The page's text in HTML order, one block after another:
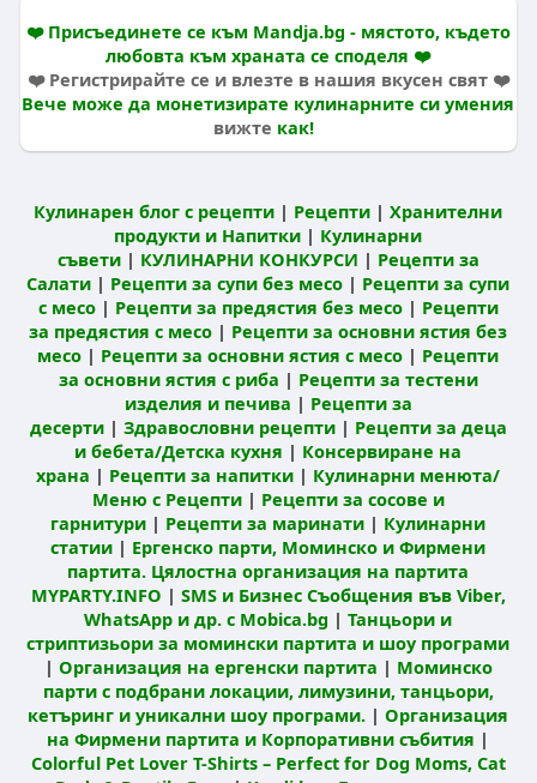
❤️ Присъединете се към Mandja.bg - мястото, където
любовта към храната се споделя ❤️
❤️ Регистрирайте се и влезте в нашия вкусен свят ❤️
Вече може да монетизирате кулинарните си умения
вижте как!
Кулинарен блог с рецепти | Рецепти |Хранителни
продукти и Напитки | Кулинарни
съвети| КУЛИНАРНИ КОНКУРСИ | Рецепти за
Салати | Рецепти за супи без месо | Рецепти за супи
с месо| Рецепти за предястия без месо| Рецепти
за предястия с месо | Рецепти за основни ястия без
месо | Рецепти за основни ястия с месо | Рецепти
за основни ястия с риба | Рецепти за тестени
изделия и печива | Рецепти за
десерти| Здравословни рецепти| Рецепти за деца
и бебета/Детска кухня | Консервиране на
храна | Рецепти за напитки | Кулинарни менюта/
Меню с Рецепти| Рецепти за сосове и
гарнитури | Рецепти за маринати | Кулинарни
статии | Ергенско парти, Моминско и Фирмени
партита. Цялостна организация на партита
MYPARTY.INFO | SMS и Бизнес Съобщения във Viber,
WhatsApp и др. с Mobica.bg |Танцьори и
стриптизьори за момински партита и шоу програми
| Организация на ергенски партита | Моминско
парти с подбрани локации, лимузини, танцьори,
кетъринг и уникални шоу програми. |Организация
на Фирмени партита и Корпоративни събития |
Colorful Pet Lover T-Shirts – Perfect for Dog Moms, Cat